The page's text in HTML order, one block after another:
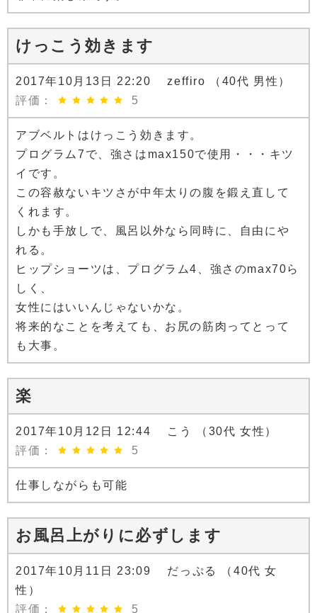
けっこう効きます
2017年10月13日 22:20 zeffiro （40代 男性）
評価：
5
アブベルトはけっこう効きます。
プログラム7で、強さはmax150で使用・・・キツ
イです。
この容赦ないキツさが中年太りの腹を鍛え直して
くれます。
しかも手放しで、風呂以外なら同時に、自由にや
れる。
ヒップショーツは、プログラム4、強さのmax70ら
しく、
女性にはいいんじゃないかな。
将来的なことを考えても、お尻の筋肉ってとって
も大事。
楽
2017年10月12日 12:44 こう （30代 女性）
評価：
5
仕事しながらも可能
お風呂上がりに必ずします
2017年10月11日 23:09 だっぷる （40代 女
性）
評価：
5